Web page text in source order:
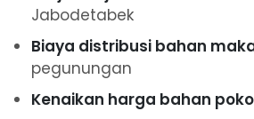
Jabodetabek
Biaya distribusi bahan
pegunungan
Kenaikan harga bahan